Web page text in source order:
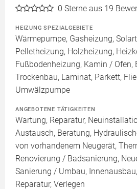
0 Sterne aus 19
HEIZUNG SPEZIALGEBIETE
Wärmepumpe, Gasheizung,
Pelletheizung, Holzheizung,
Fußbodenheizung, Kamin / Ofen,
Trockenbau, Laminat, Parkett,
Umwälzpumpe
ANGEBOTENE TÄTIGKEITEN
Wartung, Reparatur,
Austausch, Beratung,
von vorhandenem Neugerät,
Renovierung / Badsanierung,
Sanierung / Umbau,
Reparatur, Verlegen